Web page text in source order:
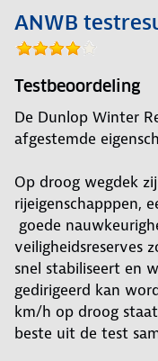
ANWB
Testbeoordeling
De Dunlop Winter
afgestemde
Op droog wegdek
rijeigenschapppen,
goede
veiligheidsreserves
snel stabiliseert en
gedirigeerd kan
km/h op droog
beste uit de test